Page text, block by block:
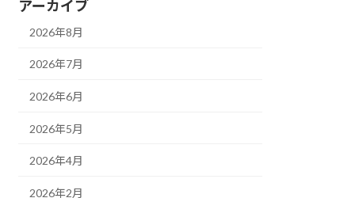
アーカイブ
2026年8月
2026年7月
2026年6月
2026年5月
2026年4月
2026年2月